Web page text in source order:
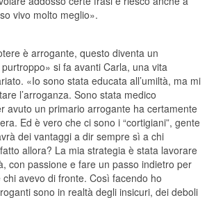
vivo molto meglio».
è arrogante, questo diventa un
si fa avanti Carla, una vita
«Io sono stata educata all’umiltà, ma mi
l’arroganza. Sono stata medico
avuto un primario arrogante ha certamente
Ed è vero che ci sono i “cortigiani”, gente
dei vantaggi a dir sempre sì a chi
allora? La mia strategia è stata lavorare
con passione e fare un passo indietro per
avevo di fronte. Così facendo ho
sono in realtà degli insicuri, dei deboli